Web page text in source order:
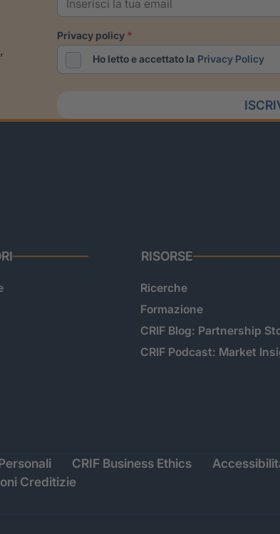
privacy policy
Ho letto e accettato la Privacy Policy
RISORSE
Ricerche
Formazione
CRIF Blog: Partnership
CRIF Podcast: Market
CRIF Business Ethics
Creditizie